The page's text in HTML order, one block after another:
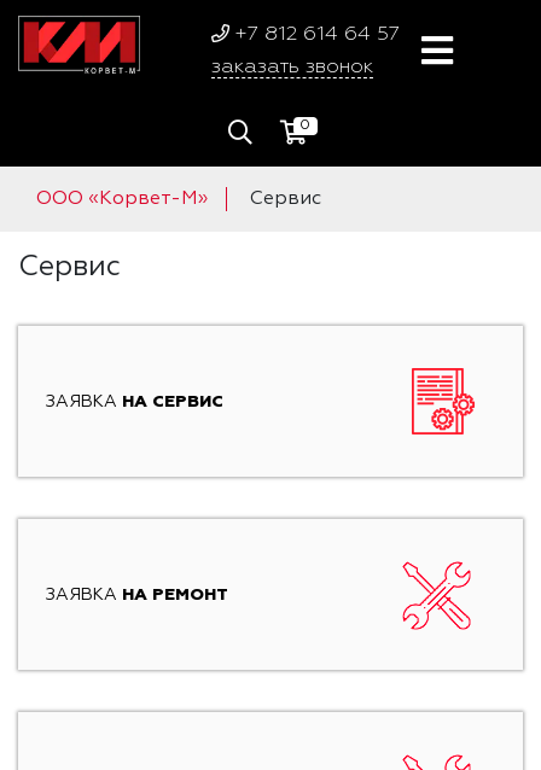
+7 812 614 64 57
заказать звонок
0
ООО «Корвет-М» Сервис
Сервис
ЗАЯВКА НА СЕРВИС
ЗАЯВКА НА РЕМОНТ